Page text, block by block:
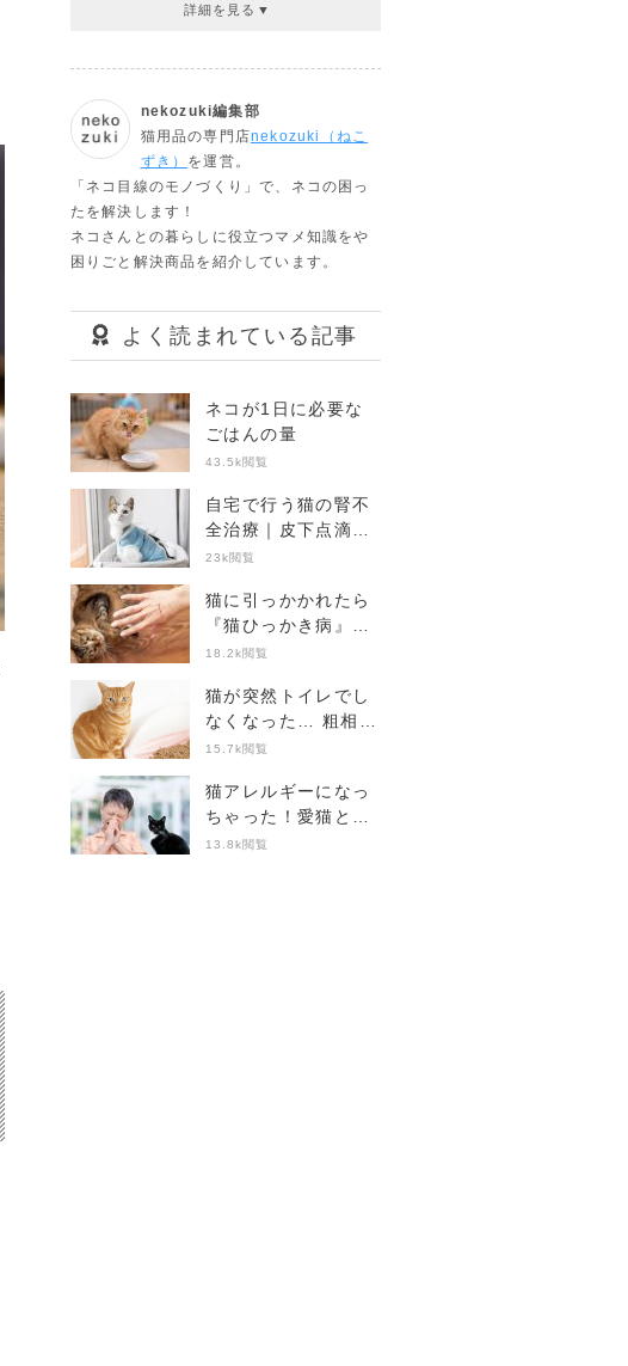
nekozuki編集部
猫用品の専門店nekozuki（ねこ
ずき） を運営。
「ネコ目線のモノづくり」で、ネコの困っ
たを解決します！
ネコさんとの暮らしに役立つマメ知識をや
困りごと解決商品を紹介しています。
よく読まれている記事
ネコが1日に必要な
ごはんの量
43.5k閲覧
自宅で行う猫の腎不
全治療｜皮下点滴の
準備から注意点まで
23k閲覧
猫に引っかかれたら
『猫ひっかき病』に
注意！症状や受診の
18.2k閲覧
猫が突然トイレでし
なくなった… 粗相の
4つの原因と病院に
15.7k閲覧
猫アレルギーになっ
ちゃった！愛猫と暮
らすにはどうしたら
13.8k閲覧